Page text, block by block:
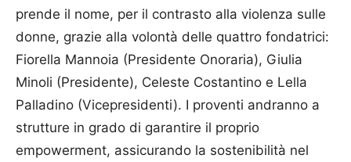
prende il nome, per il contrasto alla violenza sulle
donne, grazie alla volontà delle quattro fondatrici:
Fiorella Mannoia (Presidente Onoraria), Giulia
Minoli (Presidente), Celeste Costantino e Lella
Palladino (Vicepresidenti). I proventi andranno a
strutture in grado di garantire il proprio
empowerment, assicurando la sostenibilità nel